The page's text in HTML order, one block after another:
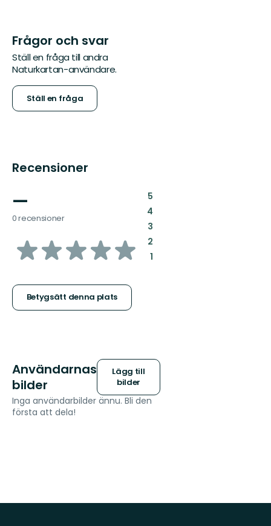
Frågor och svar
Ställ en fråga till andra
Naturkartan-användare.
Ställ en fråga
Recensioner
—
0 recensioner
av
stjärnor
Betygsätt denna plats
5:
4:
3:
2:
1:
Användarnas
bilder
Lägg till
bilder
Inga användarbilder ännu. Bli den
första att dela!